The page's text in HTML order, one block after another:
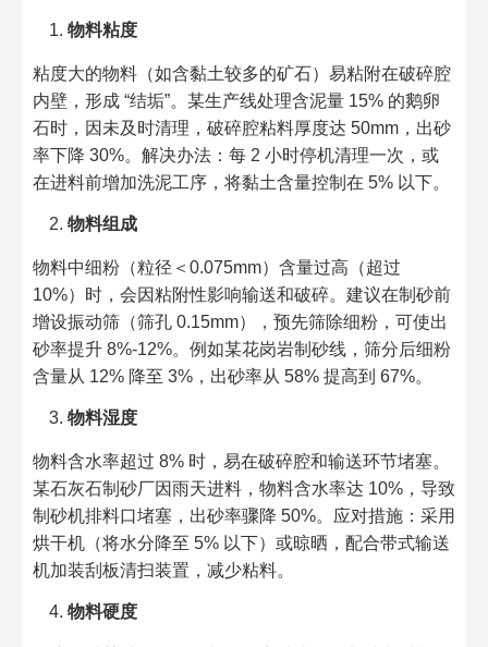
物料粘度
粘度大的物料（如含黏土较多的矿石）易粘附在破碎腔
内壁，形成 “结垢”。某生产线处理含泥量 15% 的鹅卵
石时，因未及时清理，破碎腔粘料厚度达 50mm，出砂
率下降 30%。解决办法：每 2 小时停机清理一次，或
在进料前增加洗泥工序，将黏土含量控制在 5% 以下。​
物料组成
物料中细粉（粒径＜0.075mm）含量过高（超过
10%）时，会因粘附性影响输送和破碎。建议在制砂前
增设振动筛（筛孔 0.15mm），预先筛除细粉，可使出
砂率提升 8%-12%。例如某花岗岩制砂线，筛分后细粉
含量从 12% 降至 3%，出砂率从 58% 提高到 67%。​
物料湿度
物料含水率超过 8% 时，易在破碎腔和输送环节堵塞。
某石灰石制砂厂因雨天进料，物料含水率达 10%，导致
制砂机排料口堵塞，出砂率骤降 50%。应对措施：采用
烘干机（将水分降至 5% 以下）或晾晒，配合带式输送
机加装刮板清扫装置，减少粘料。​
物料硬度